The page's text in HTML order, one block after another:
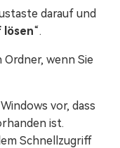
darauf und
lösen“.
wenn Sie
vor, dass
ist.
Schnellzugriff